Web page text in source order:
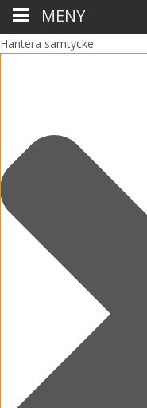
Hantera samtycke
MENY